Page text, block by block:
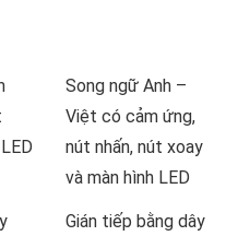
Song ngữ Anh –
Việt có cảm ứng,
nút nhấn, nút xoay
và màn hình LED
Gián tiếp bằng dây